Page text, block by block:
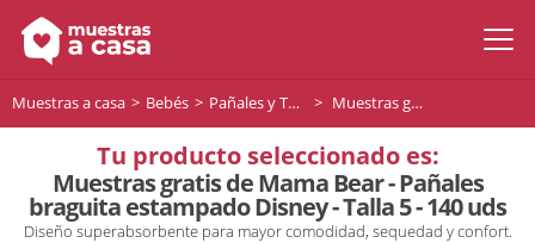
Muestras a casa Bebés Pañales y Toallitas para bebés Muestras gratis de Mama Bear - Pañales braguita estampado Disney - Talla 5 - 140 uds
Tu producto seleccionado es:
Muestras gratis de Mama Bear - Pañales
braguita estampado Disney - Talla 5 - 140 uds
Diseño superabsorbente para mayor comodidad, sequedad y confort.